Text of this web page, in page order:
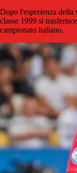
Dopo l'esperienza della
classe 1999 si
campionato italiano.